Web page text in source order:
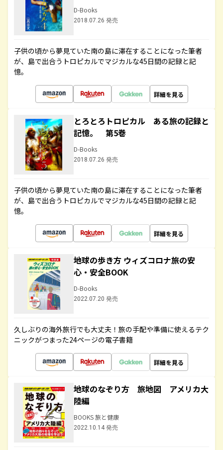
D-Books
2018.07.26 発売
子供の頃から夢見ていた南の島に滞在することになった筆者
が、島で出合うトロピカルでマジカルな45日間の記録と記
憶。
詳細を見る
とろとろトロピカル ある旅の記録と
記憶。 第5巻
D-Books
2018.07.26 発売
子供の頃から夢見ていた南の島に滞在することになった筆者
が、島で出合うトロピカルでマジカルな45日間の記録と記
憶。
詳細を見る
地球の歩き方 ウィズコロナ旅の安
心・安全BOOK
D-Books
2022.07.20 発売
久しぶりの海外旅行でも大丈夫！旅の手配や準備に使えるテク
ニックがつまった24ページの電子書籍
詳細を見る
地球のなぞり方 旅地図 アメリカ大
陸編
BOOKS 旅と健康
2022.10.14 発売